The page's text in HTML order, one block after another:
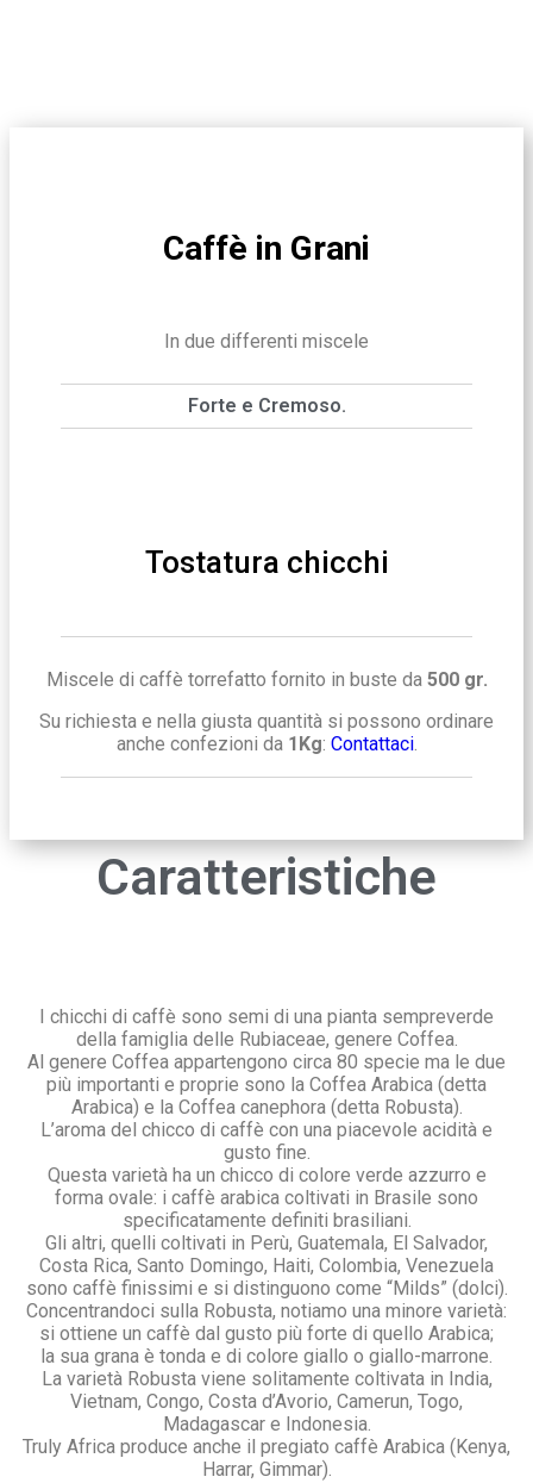
Caffè in Grani
In due differenti miscele
Forte e Cremoso.
Tostatura chicchi
Miscele di caffè torrefatto fornito in buste da 500 gr.
Su richiesta e nella giusta quantità si possono ordinare
anche confezioni da 1Kg: Contattaci.
Caratteristiche
I chicchi di caffè sono semi di una pianta sempreverde
della famiglia delle Rubiaceae, genere Coffea.
Al genere Coffea appartengono circa 80 specie ma le due
più importanti e proprie sono la Coffea Arabica (detta
Arabica) e la Coffea canephora (detta Robusta).
L’aroma del chicco di caffè con una piacevole acidità e
gusto fine.
Questa varietà ha un chicco di colore verde azzurro e
forma ovale: i caffè arabica coltivati in Brasile sono
specificatamente definiti brasiliani.
Gli altri, quelli coltivati in Perù, Guatemala, El Salvador,
Costa Rica, Santo Domingo, Haiti, Colombia, Venezuela
sono caffè finissimi e si distinguono come “Milds” (dolci).
Concentrandoci sulla Robusta, notiamo una minore varietà:
si ottiene un caffè dal gusto più forte di quello Arabica;
la sua grana è tonda e di colore giallo o giallo-marrone.
La varietà Robusta viene solitamente coltivata in India,
Vietnam, Congo, Costa d’Avorio, Camerun, Togo,
Madagascar e Indonesia.
Truly Africa produce anche il pregiato caffè Arabica (Kenya,
Harrar, Gimmar).